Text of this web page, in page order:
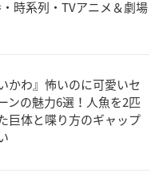
時系列・TVアニメ＆劇場
かわ』怖いのに可愛いセ
ンの魅力6選！人魚を2匹
巨体と喋り方のギャップ